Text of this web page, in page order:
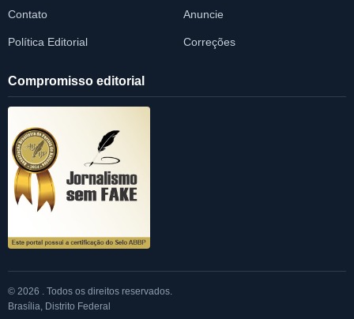
Contato Anuncie
Política Editorial Correções
Compromisso editorial
© 2026 . Todos os direitos reservados.
Brasília, Distrito Federal